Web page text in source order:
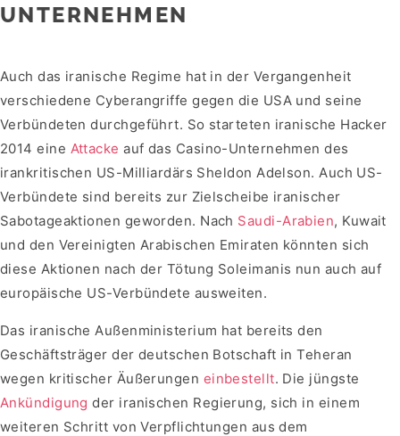
UNTERNEHMEN
Auch das iranische Regime hat in der Vergangenheit
verschiedene Cyberangriffe gegen die USA und seine
Verbündeten durchgeführt. So starteten iranische Hacker
2014 eine Attacke auf das Casino-Unternehmen des
irankritischen US-Milliardärs Sheldon Adelson. Auch US-
Verbündete sind bereits zur Zielscheibe iranischer
Sabotageaktionen geworden. Nach Saudi-Arabien, Kuwait
und den Vereinigten Arabischen Emiraten könnten sich
diese Aktionen nach der Tötung Soleimanis nun auch auf
europäische US-Verbündete ausweiten.
Das iranische Außenministerium hat bereits den
Geschäftsträger der deutschen Botschaft in Teheran
wegen kritischer Äußerungen einbestellt. Die jüngste
Ankündigung der iranischen Regierung, sich in einem
weiteren Schritt von Verpflichtungen aus dem